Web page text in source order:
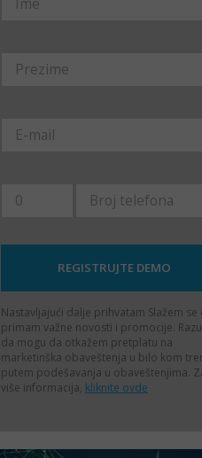
Nastavljajući dalje prihvatam Slažem se
primam važne novosti i promocije.
da mogu da otkažem pretplatu na
marketinška obaveštenja u bilo kom
putem podešavanja u obaveštenjima.
više informacija, kliknite ovde